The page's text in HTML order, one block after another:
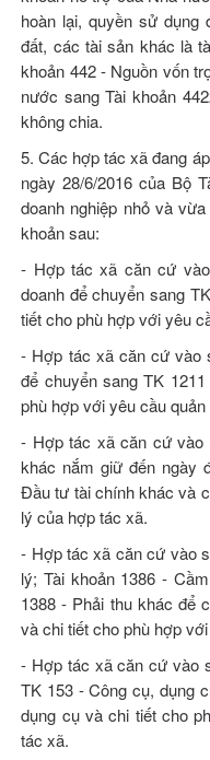
hoàn lại, quyền sử dụng
đất, các tài sản khác là
khoản 442 - Nguồn vốn
nước sang Tài khoản
không chia.
5. Các hợp tác xã đang
ngày 28/6/2016 của Bộ
doanh nghiệp nhỏ và
khoản sau:
- Hợp tác xã căn cứ
doanh để chuyển sang
tiết cho phù hợp với yêu
- Hợp tác xã căn cứ vào
để chuyển sang TK
phù hợp với yêu cầu
- Hợp tác xã căn cứ vào
khác nắm giữ đến ngày
Đầu tư tài chính khác và
lý của hợp tác xã.
- Hợp tác xã căn cứ vào
lý; Tài khoản 1386 -
1388 - Phải thu khác để
và chi tiết cho phù hợp
- Hợp tác xã căn cứ vào
TK 153 - Công cụ, dụng
dụng cụ và chi tiết cho
tác xã.